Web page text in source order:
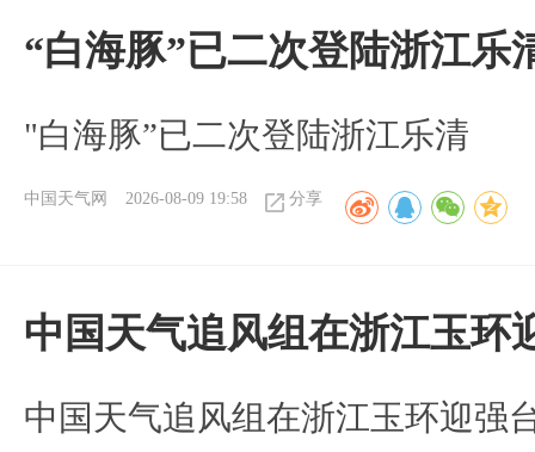
“白海豚”已二次登陆浙江乐
"白海豚”已二次登陆浙江乐清
中国天气网 2026-08-09 19:58 分享
中国天气追风组在浙江玉环
中国天气追风组在浙江玉环迎强